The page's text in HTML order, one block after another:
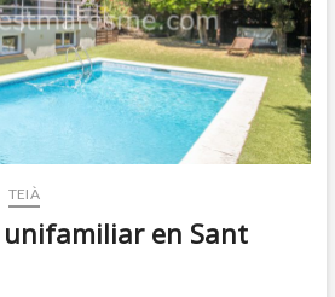
TEIÀ
unifamiliar en Sant